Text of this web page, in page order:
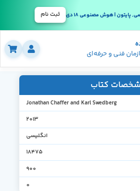
مصنوعی 18 دی ثبت نام
حرفه‌ای
کتاب
Jonathan Chaffer and Karl Swedberg